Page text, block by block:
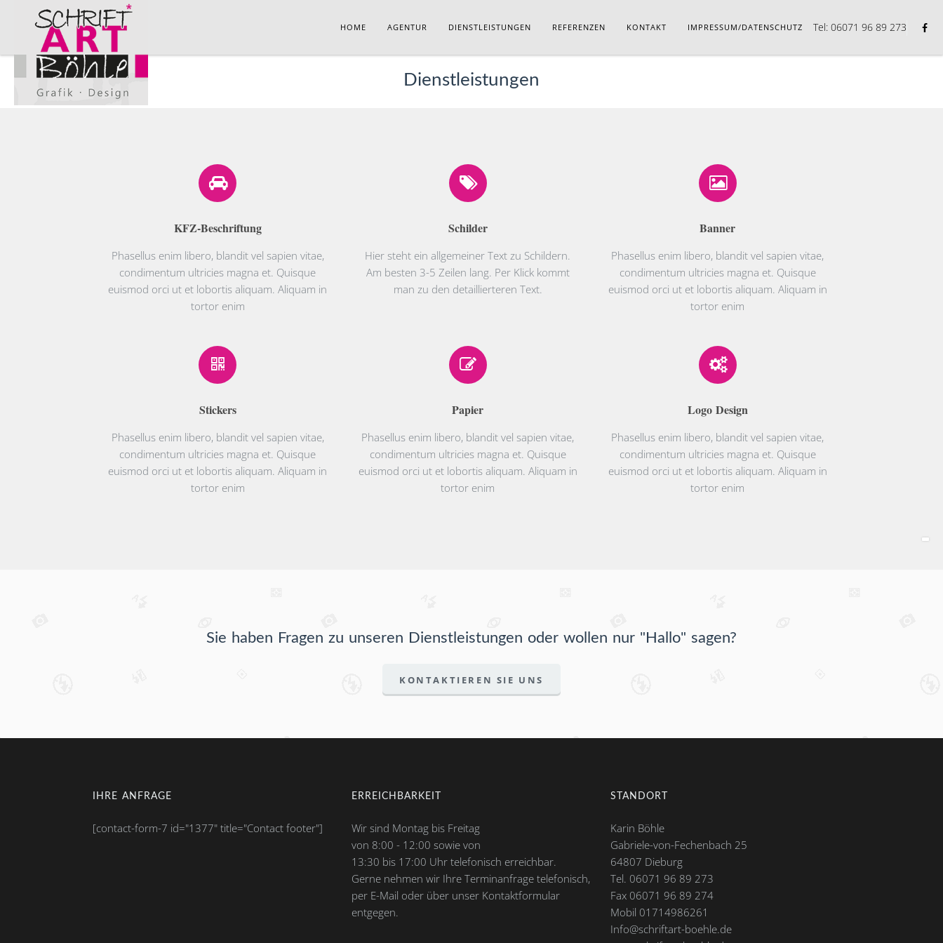
Tel: 06071 96 89 273
HOME AGENTUR DIENSTLEISTUNGEN REFERENZEN KONTAKT IMPRESSUM/DATENSCHUTZ
Dienstleistungen
KFZ-Beschriftung
Phasellus enim libero, blandit vel sapien vitae,
condimentum ultricies magna et. Quisque
euismod orci ut et lobortis aliquam. Aliquam in
tortor enim
Schilder
Hier steht ein allgemeiner Text zu Schildern.
Am besten 3-5 Zeilen lang. Per Klick kommt
man zu den detaillierteren Text.
Banner
Phasellus enim libero, blandit vel sapien vitae,
condimentum ultricies magna et. Quisque
euismod orci ut et lobortis aliquam. Aliquam in
tortor enim
Stickers
Phasellus enim libero, blandit vel sapien vitae,
condimentum ultricies magna et. Quisque
euismod orci ut et lobortis aliquam. Aliquam in
tortor enim
Papier
Phasellus enim libero, blandit vel sapien vitae,
condimentum ultricies magna et. Quisque
euismod orci ut et lobortis aliquam. Aliquam in
tortor enim
Logo Design
Phasellus enim libero, blandit vel sapien vitae,
condimentum ultricies magna et. Quisque
euismod orci ut et lobortis aliquam. Aliquam in
tortor enim
Sie haben Fragen zu unseren Dienstleistungen oder wollen nur "Hallo" sagen?
KONTAKTIEREN SIE UNS
IHRE ANFRAGE
[contact-form-7 id="1377" title="Contact footer"]
ERREICHBARKEIT
Wir sind Montag bis Freitag
von 8:00 - 12:00 sowie von
13:30 bis 17:00 Uhr telefonisch erreichbar.
Gerne nehmen wir Ihre Terminanfrage telefonisch,
per E-Mail oder über unser Kontaktformular
entgegen.
STANDORT
Karin Böhle
Gabriele-von-Fechenbach 25
64807 Dieburg
Tel. 06071 96 89 273
Fax 06071 96 89 274
Mobil 01714986261
Info@schriftart-boehle.de